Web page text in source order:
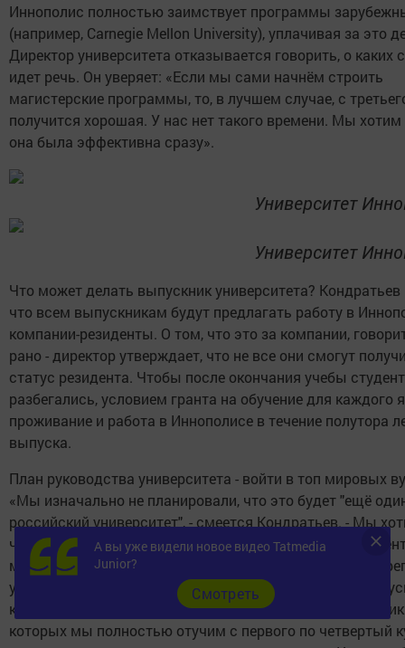
Иннополис полностью заимствует программы
(например, Carnegie Mellon University), уплачивая за это
Директор университета отказывается говорить, о каких
идет речь. Он уверяет: «Если мы сами начнём строить
магистерские программы, то, в лучшем случае, с
получится хорошая. У нас нет такого времени. Мы
она была эффективна сразу».
Университет
Университет
Что может делать выпускник университета? Кондратьев
что всем выпускникам будут предлагать работу в
компании-резиденты. О том, что это за компании,
рано - директор утверждает, что не все они смогут
статус резидента. Чтобы после окончания учебы
разбегались, условием гранта на обучение для каждого
проживание и работа в Иннополисе в течение полутора
выпуска.
План руководства университета - войти в топ мировых
«Мы изначально не планировали, что это будет "ещё
российский университет", - смеется Кондратьев. - Мы
чтобы он был признан в мире и являлся центром
международного опыта и экспертизы в области IT. Но
университета создается долго, когда у тебя много
которые попадают на хорошие места. Первые
которых мы полностью отучим с первого по четвертый
А вы уже видели новое видео Tatmedia
Junior?
Cмотреть